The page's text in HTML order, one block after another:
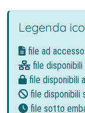
Legenda
file ad
file
file disponibili
file disponibili
file sotto